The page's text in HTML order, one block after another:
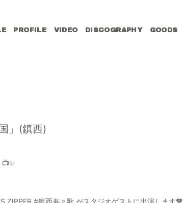
PROFILE VIDEO DISCOGRAPHY GOODS
」(鎮西)
ZIPPER #鎮西寿々歌 がスタジオゲストに出演します🧡